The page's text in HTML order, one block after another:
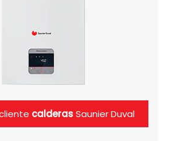
calderasSaunier Duval